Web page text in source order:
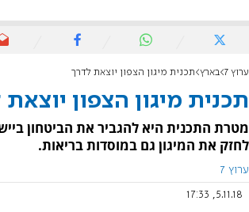
ערוץ 7 בארץ תכנית מיגון הצפון יוצאת לדרך
תכנית מיגון הצפון
מטרת התכנית היא להגביר את הביטחון
לחזק את המיגון גם במוסדות בריאות.
ערוץ 7
5.11.18, 17:33